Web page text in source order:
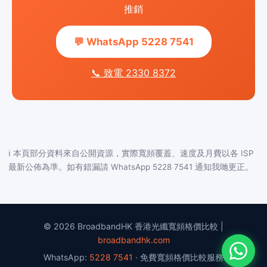
推銷
💬 WhatsApp 5228 7541
📞 致電 2330 8372
ℹ️ 本頁部分資料來自公開資源，實際寬頻覆蓋、速度及月費以各 ISP
最新公佈為準。如有錯漏請 WhatsApp 5228 7541 通知我哋更正。
© 2026 BroadbandHK 香港光纖寬頻格價比較 |
broadbandhk.com
WhatsApp: 5228 7541 · 免費寬頻格價比較服務